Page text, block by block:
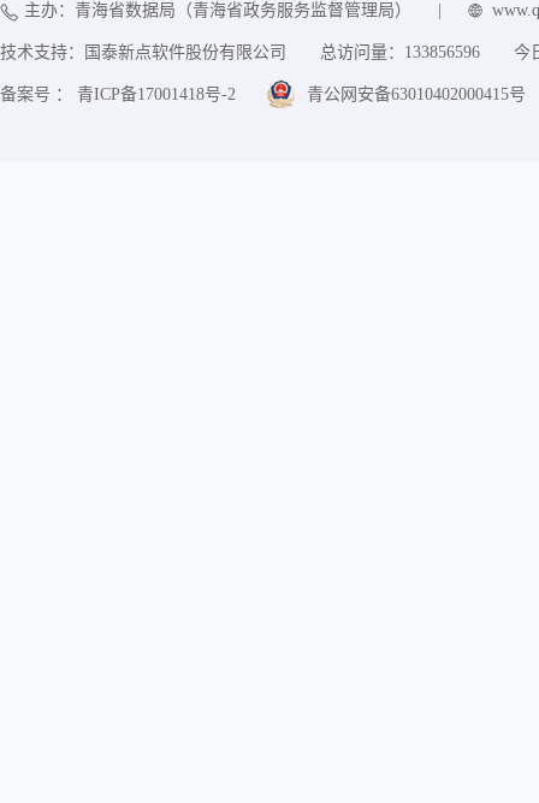
主办：青海省数据局（青海省政务服务监督管理局）
技术支持：国泰新点软件股份有限公司 总访问量： 133856596 今
备案号 ： 青ICP备17001418号-2 青公网安备63010402000415号